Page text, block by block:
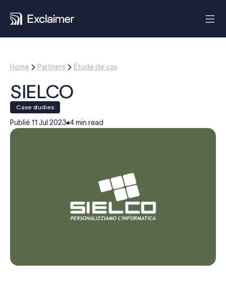
Home Partners Étude de cas
SIELCO
case studies
Publié 11 Jul 2023 4 min read